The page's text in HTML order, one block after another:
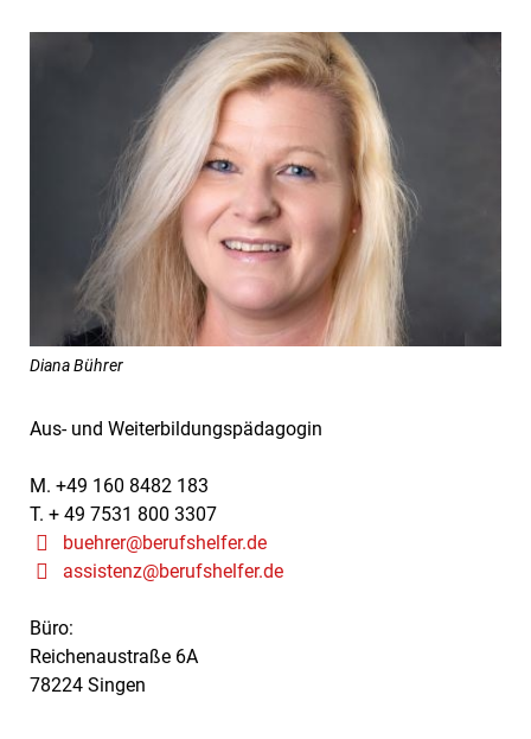
Diana Bührer
Aus- und Weiterbildungspädagogin
M. +49 160 8482 183
T. + 49 7531 800 3307
buehrer@berufshelfer.de
assistenz@berufshelfer.de
Büro:
Reichenaustraße 6A
78224 Singen